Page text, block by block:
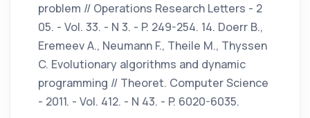
problem // Operations Research Letters - 2
05. - Vol. 33. - N 3. - P. 249-254. 14. Doerr В.,
Eremeev A., Neumann F., Theile M., Thyssen
C. Evolutionary algorithms and dynamic
programming // Theoret. Computer Science
- 2011. - Vol. 412. - N 43. - P. 6020-6035.